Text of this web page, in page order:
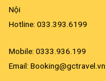
Nội
Hotline: 033.393.6199
Mobile: 0333.936.199
Email: Booking@gctravel.vn